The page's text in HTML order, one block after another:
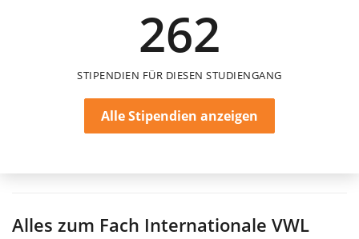
262
STIPENDIEN FÜR DIESEN STUDIENGANG
Alle Stipendien anzeigen
Alles zum Fach Internationale VWL